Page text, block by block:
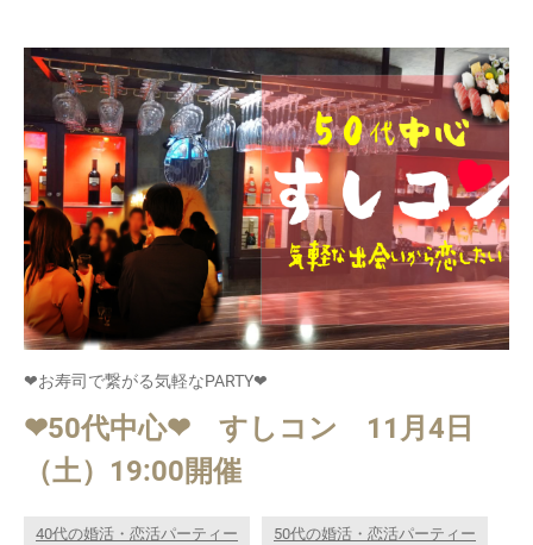
❤お寿司で繋がる気軽なPARTY❤
❤50代中心❤ すしコン 11月4日
（土）19:00開催
40代の婚活・恋活パーティー 50代の婚活・恋活パーティー